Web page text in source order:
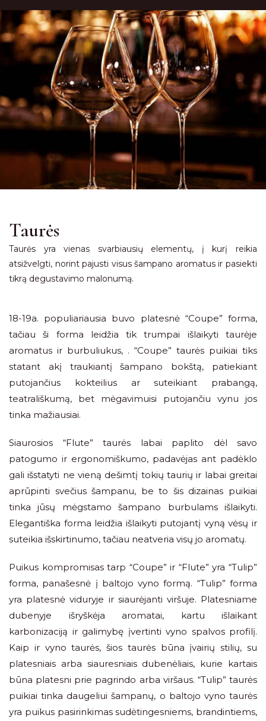
Taurės
Taurės yra vienas svarbiausių elementų, į kurį reikia
atsižvelgti, norint pajusti visus šampano aromatus ir pasiekti
tikrą degustavimo malonumą.
18-19a. populiariausia buvo platesnė “Coupe” forma,
tačiau ši forma leidžia tik trumpai išlaikyti taurėje
aromatus ir burbuliukus, . “Coupe” taurės puikiai tiks
statant akį traukiantį šampano bokštą, patiekiant
putojančius kokteilius ar suteikiant prabangą,
teatrališkumą, bet mėgavimuisi putojančiu vynu jos
tinka mažiausiai.
Siaurosios “Flute” taurės labai paplito dėl savo
patogumo ir ergonomiškumo, padavėjas ant padėklo
gali išstatyti ne vieną dešimtį tokių taurių ir labai greitai
aprūpinti svečius šampanu, be to šis dizainas puikiai
tinka jūsų mėgstamo šampano burbulams išlaikyti.
Elegantiška forma leidžia išlaikyti putojantį vyną vėsų ir
suteikia išskirtinumo, tačiau neatveria visų jo aromatų.
Puikus kompromisas tarp “Coupe” ir “Flute” yra “Tulip”
forma, panašesnė į baltojo vyno formą. “Tulip” forma
yra platesnė viduryje ir siaurėjanti viršuje. Platesniame
dubenyje išryškėja aromatai, kartu išlaikant
karbonizaciją ir galimybę įvertinti vyno spalvos profilį.
Kaip ir vyno taurės, šios taurės būna įvairių stilių, su
platesniais arba siauresniais dubenėliais, kurie kartais
būna platesni prie pagrindo arba viršaus. “Tulip” taurės
puikiai tinka daugeliui šampanų, o baltojo vyno taurės
yra puikus pasirinkimas sudėtingesniems, brandintiems,